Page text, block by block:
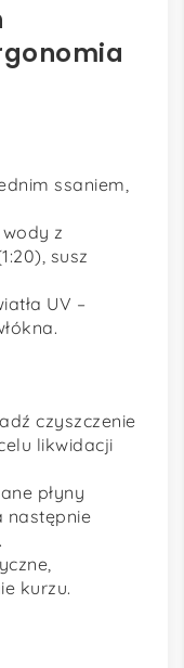
ssaniem,
z
susz
UV –
czyszczenie
likwidacji
płyny
następnie
kurzu.